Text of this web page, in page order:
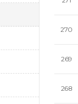
270
269
268